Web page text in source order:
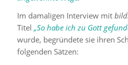
Im damaligen Interview mit
Titel „So habe ich zu Gott
wurde, begründete sie ihren
folgenden Sätzen: